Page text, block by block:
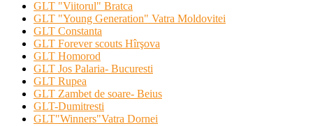
GLT "Viitorul" Bratca
GLT "Young Generation" Vatra Moldovitei
GLT Constanta
GLT Forever scouts Hîrşova
GLT Homorod
GLT Jos Palaria- Bucuresti
GLT Rupea
GLT Zambet de soare- Beius
GLT-Dumitresti
GLT"Winners"Vatra Dornei